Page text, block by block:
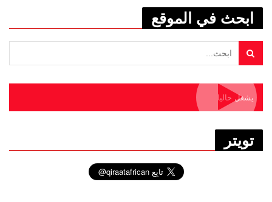
ابحث في الموقع
يشغل حاليا
تويتر